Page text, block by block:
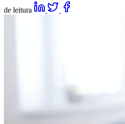
de leitura